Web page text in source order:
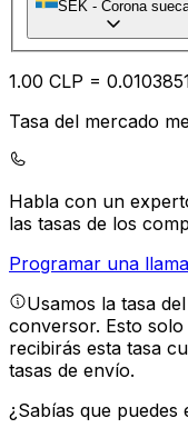
SEK - Corona
1.00 CLP = 0.01
Tasa del mercado
Habla con un
las tasas de los
Programar una
Usamos la tasa
conversor. Esto
recibirás esta tasa
tasas de envío.
¿Sabías que